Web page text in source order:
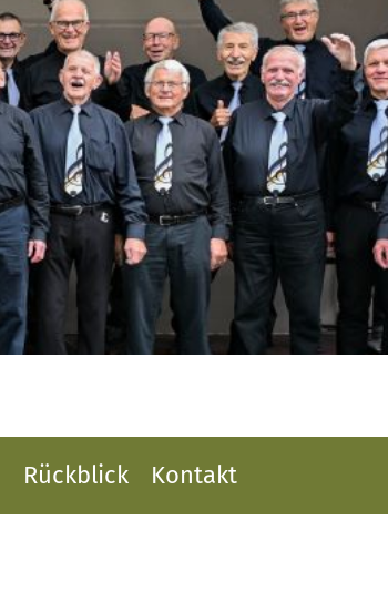
Rückblick Kontakt